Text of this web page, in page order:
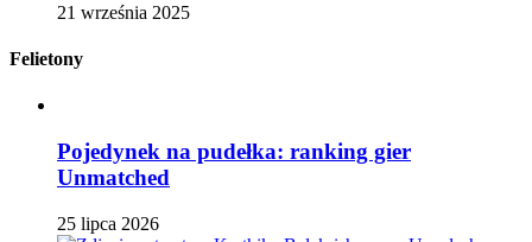
21 września 2025
Felietony
Pojedynek na pudełka: ranking gier
Unmatched
25 lipca 2026